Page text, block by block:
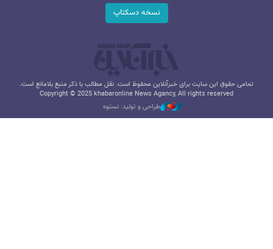
نسخه دسکتاپ
تمامی حقوق این سایت برای خبرآنلاین محفوظ است. نقل مطالب با ذکر منبع بلامانع است.
Copyright © 2025 khabaronline News Agancy, All rights reserved
طراحی و تولید: نستوه